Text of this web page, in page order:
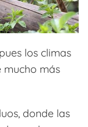
los climas
mucho más
donde las